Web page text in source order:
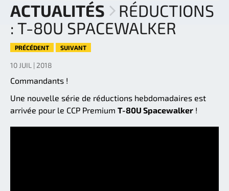
ACTUALITÉS
RÉDUCTIONS
: T-80U SPACEWALKER
PRÉCÉDENT SUIVANT
10 JUIL | 2018
Commandants !
Une nouvelle série de réductions hebdomadaires est
arrivée pour le CCP Premium T-80U Spacewalker !